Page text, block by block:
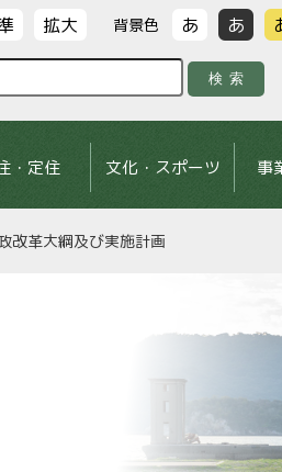
拡大 背景色 あ あ
検索
・定住 文化・スポーツ 事
改革大綱及び実施計画